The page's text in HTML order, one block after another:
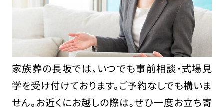
家族葬の長坂では、いつでも事前相談・式場見
学を受け付けております。ご予約なしでも構いま
せん。お近くにお越しの際は。ぜひ一度お立ち寄